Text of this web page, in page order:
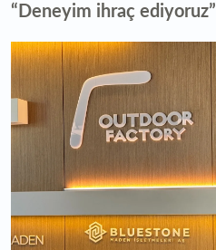
“Deneyim ihraç ediyoruz”